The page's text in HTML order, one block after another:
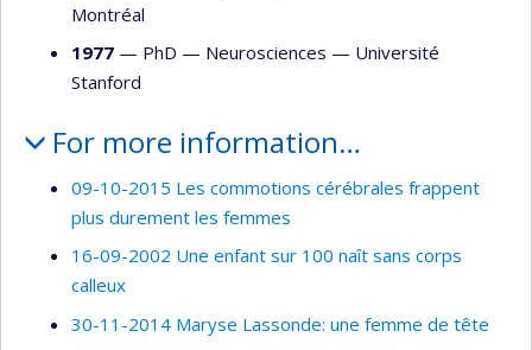
Montréal
1977 — PhD — Neurosciences — Université
Stanford
For more information…
09-10-2015 Les commotions cérébrales frappent
plus durement les femmes
16-09-2002 Une enfant sur 100 naît sans corps
calleux
30-11-2014 Maryse Lassonde: une femme de tête